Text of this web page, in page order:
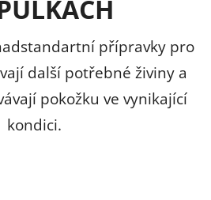
přípravky pro
další potřebné živiny a
pokožku ve vynikající
kondici.